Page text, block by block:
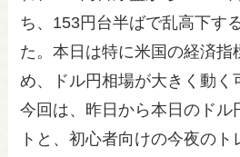
ち、153円台半ばで乱高下す
た。本日は特に米国の経済指
め、ドル円相場が大きく動く
今回は、昨日から本日のドル
トと、初心者向けの今夜のト